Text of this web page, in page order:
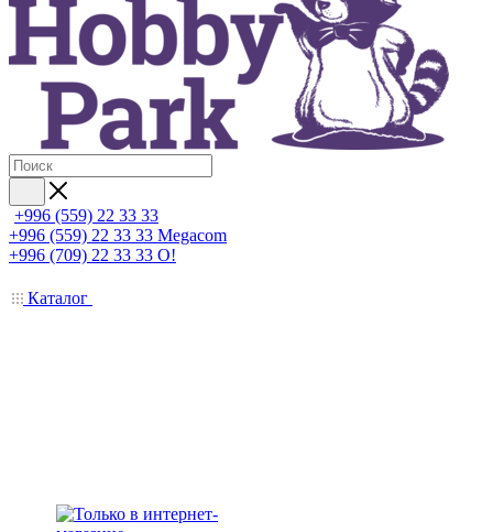
+996 (559) 22 33 33
+996 (559) 22 33 33 Megacom
+996 (709) 22 33 33 O!
Каталог